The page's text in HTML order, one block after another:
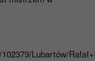
Lubartów/